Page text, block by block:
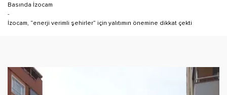
Basında İzocam
-
İzocam, “enerji verimli şehirler” için yalıtımın önemine dikkat çekti